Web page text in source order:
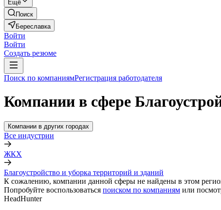
Ещё
Поиск
Береславка
Войти
Войти
Создать резюме
Поиск по компаниямРегистрация работодателя
Компании в сфере
Компании в других городах
Все индустрии
ЖКХ
Благоустройство и уборка территорий и зданий
К сожалению, компании данной сферы не найдены в этом
Попробуйте воспользоваться поиском по компаниям или
HeadHunter